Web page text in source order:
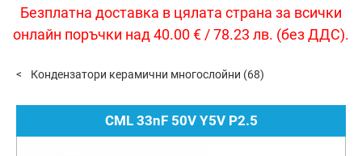
Безплатна доставка в цялата страна за всички
онлайн поръчки над 40.00 € / 78.23 лв. (без ДДС).
Кондензатори керамични многослойни (68)
CML 33nF 50V Y5V P2.5